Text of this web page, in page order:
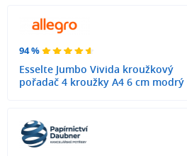
94 %
Esselte Jumbo Vivida kroužkový
pořadač 4 kroužky A4 6 cm modrý